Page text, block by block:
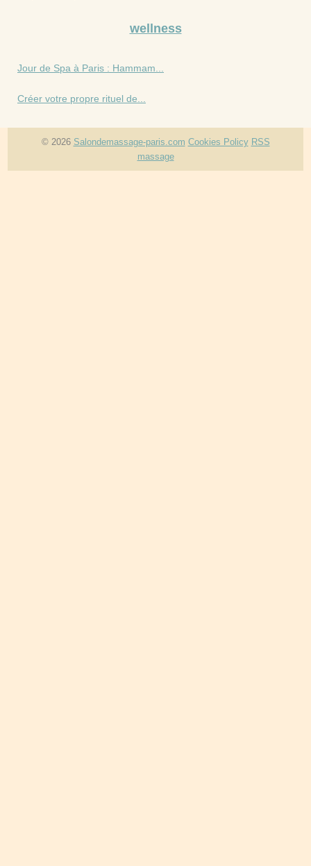
wellness
Jour de Spa à Paris : Hammam...
Créer votre propre rituel de...
© 2026 Salondemassage-paris.com Cookies Policy RSS
massage